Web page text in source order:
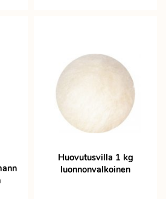
Huovutusvilla 1 kg
luonnonvalkoinen